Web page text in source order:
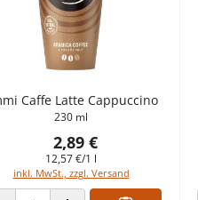
Caffe Latte Cappuccino
230 ml
2,89 €
12,57 €/1 l
inkl. MwSt., zzgl. Versand